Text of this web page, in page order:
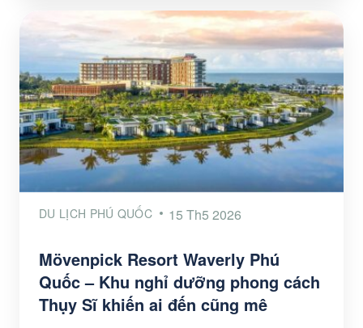
DU LỊCH PHÚ QUỐC 15 Th5 2026
Mövenpick Resort Waverly Phú
Quốc – Khu nghỉ dưỡng phong cách
Thụy Sĩ khiến ai đến cũng mê